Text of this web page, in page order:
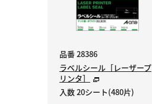
品番 28386
ラベルシール［レーザープ
リンタ］
入数 20シート(480片)